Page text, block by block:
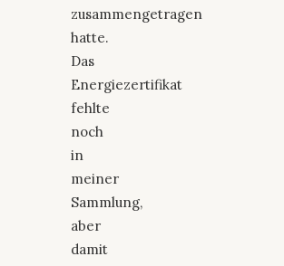
zusammengetragen
hatte.
Das
Energiezertifikat
fehlte
noch
in
meiner
Sammlung,
aber
damit